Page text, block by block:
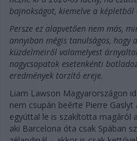
bajnokságot, kiemelve a képletből
Persze ez alapvetően nem más,
annyiban mégis tanulságos, hogy
küzdelmeiről valamelyest
nagycsapatok esetenkénti
eredmények torzító ereje.
Liam Lawson Magyarországon
nem csupán beérte Pierre
egyúttal le is szakította magáról
aki Barcelona óta csak Spában